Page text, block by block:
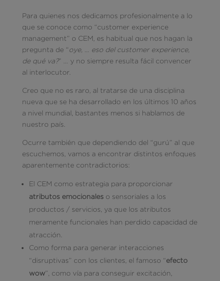
Para quienes nos dedicamos profesionalmente a lo
que se conoce como “customer experience
management” o CEM, es habitual que nos hagan la
pregunta de “oye, … eso del customer experience,
de qué va?” … y no siempre resulta fácil convencer
al interlocutor.
Creo que no es raro, al tratarse de una disciplina
nueva que se ha desarrollado en los últimos 10 años
a nivel mundial, bastantes menos si hablamos de
nuestro país.
Ocurre también que dependiendo del “gurú” al que
escuchemos, vamos a encontrar distintos enfoques
aparentemente contradictorios:
El CEM como estrategia para proporcionar
atributos emocionaleso sensoriales a los
productos / servicios, ya que los atributos
meramente funcionales han perdido capacidad de
atracción.
Como forma para generar interacciones
“disruptivas” con los clientes, el famoso “efecto
wow”, como vía para conseguir excitación,